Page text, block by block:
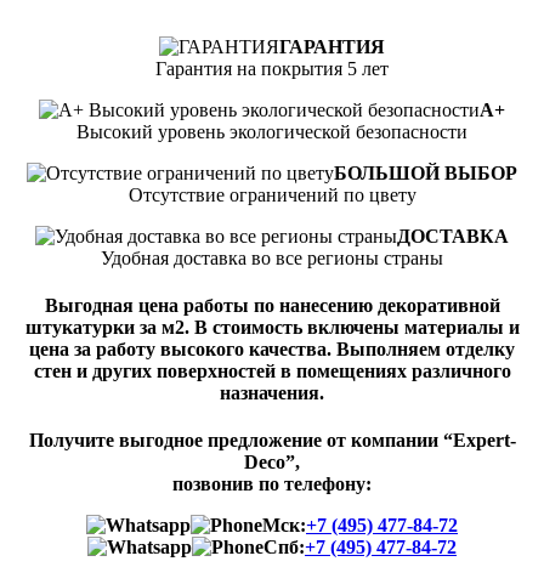
ГАРАНТИЯ
Гарантия на покрытия 5 лет
А+
Высокий уровень экологической безопасности
БОЛЬШОЙ ВЫБОР
Отсутствие ограничений по цвету
ДОСТАВКА
Удобная доставка во все регионы страны
Выгодная цена работы по нанесению декоративной
штукатурки за м2. В стоимость включены материалы и
цена за работу высокого качества. Выполняем отделку
стен и других поверхностей в помещениях различного
назначения.
Получите выгодное предложение от компании “Expert-
Deco”,
позвонив по телефону:
Мск:+7 (495) 477-84-72
Спб:+7 (495) 477-84-72